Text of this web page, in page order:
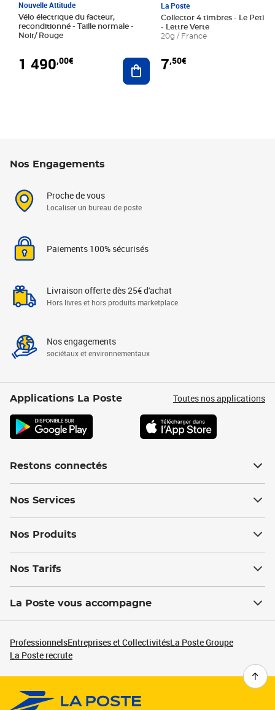
Nouvelle Attitude
Vélo électrique du facteur,
reconditionné - Taille normale -
Noir/ Rouge
1 490,00€ Ajouter au panier
La Poste
Collector 4 timbres - Le Petit
- Lettre Verte
20g / France
7,50€
Nos Engagements
Proche de vous
Localiser un bureau de poste
Paiements 100% sécurisés
Livraison offerte dès 25€ d'achat
Hors livres et hors produits marketplace
Nos engagements
sociétaux et environnementaux
Applications La Poste Toutes nos applications
Restons connectés
Nos Services
Nos Produits
Nos Tarifs
La Poste vous accompagne
ProfessionnelsEntreprises et CollectivitésLa Poste Groupe
La Poste recrute